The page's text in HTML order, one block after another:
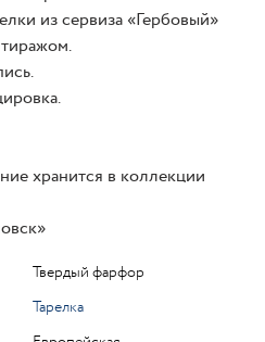
из сервиза «Гербовый»
хранится в коллекции
Твердый фарфор
Тарелка